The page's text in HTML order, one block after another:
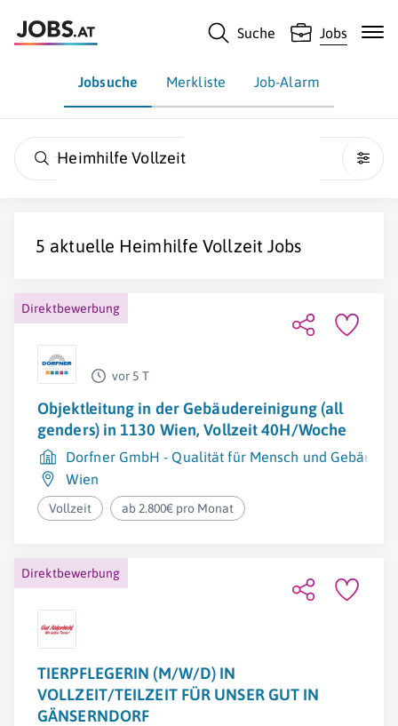
Suche Jobs
Jobsuche Merkliste Job-Alarm
Heimhilfe Vollzeit
5 aktuelle Heimhilfe Vollzeit Jobs
Direktbewerbung
vor 5 T
Objektleitung in der Gebäudereinigung (all
genders) in 1130 Wien, Vollzeit 40H/Woche
Dorfner GmbH - Qualität für Mensch und Gebäude
Wien
Vollzeit ab 2.800€ pro Monat
Direktbewerbung
TIERPFLEGERIN (M/W/D) IN
VOLLZEIT/TEILZEIT FÜR UNSER GUT IN
GÄNSERNDORF